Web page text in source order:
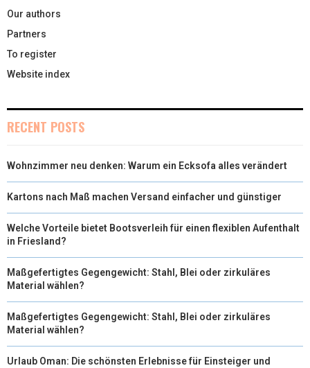
Our authors
Partners
To register
Website index
RECENT POSTS
Wohnzimmer neu denken: Warum ein Ecksofa alles verändert
Kartons nach Maß machen Versand einfacher und günstiger
Welche Vorteile bietet Bootsverleih für einen flexiblen Aufenthalt
in Friesland?
Maßgefertigtes Gegengewicht: Stahl, Blei oder zirkuläres
Material wählen?
Maßgefertigtes Gegengewicht: Stahl, Blei oder zirkuläres
Material wählen?
Urlaub Oman: Die schönsten Erlebnisse für Einsteiger und